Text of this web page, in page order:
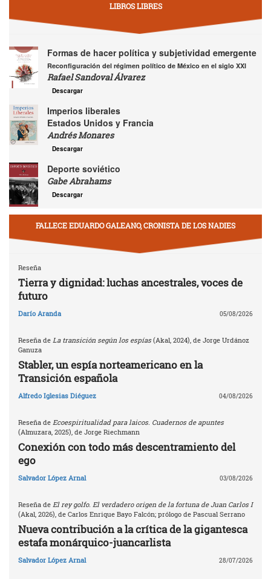
LIBROS LIBRES
Formas de hacer política y subjetividad emergente
Reconfiguración del régimen político de México en el siglo XXI
Rafael Sandoval Álvarez
Descargar
Imperios liberales
Estados Unidos y Francia
Andrés Monares
Descargar
Deporte soviético
Gabe Abrahams
Descargar
FALLECE EDUARDO GALEANO, CRONISTA DE LOS NADIES
Reseña
Tierra y dignidad: luchas ancestrales, voces de
futuro
Darío Aranda 05/08/2026
Reseña de La transición según los espías (Akal, 2024), de Jorge Urdánoz
Ganuza
Stabler, un espía norteamericano en la
Transición española
Alfredo Iglesias Diéguez 04/08/2026
Reseña de Ecoespiritualidad para laicos. Cuadernos de apuntes
(Almuzara, 2025), de Jorge Riechmann
Conexión con todo más descentramiento del
ego
Salvador López Arnal 03/08/2026
Reseña de El rey golfo. El verdadero origen de la fortuna de Juan Carlos I
(Akal, 2026), de Carlos Enrique Bayo Falcón; prólogo de Pascual Serrano
Nueva contribución a la crítica de la gigantesca
estafa monárquico-juancarlista
Salvador López Arnal 28/07/2026